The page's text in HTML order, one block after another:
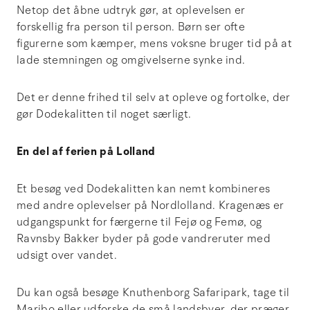
Netop det åbne udtryk gør, at oplevelsen er
forskellig fra person til person. Børn ser ofte
figurerne som kæmper, mens voksne bruger tid på at
lade stemningen og omgivelserne synke ind.
Det er denne frihed til selv at opleve og fortolke, der
gør Dodekalitten til noget særligt.
En del af ferien på Lolland
Et besøg ved Dodekalitten kan nemt kombineres
med andre oplevelser på Nordlolland. Kragenæs er
udgangspunkt for færgerne til Fejø og Femø, og
Ravnsby Bakker byder på gode vandreruter med
udsigt over vandet.
Du kan også besøge Knuthenborg Safaripark, tage til